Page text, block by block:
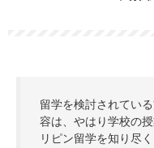
留学を検討されてい
容は、やはり学校の
リピン留学を知り尽